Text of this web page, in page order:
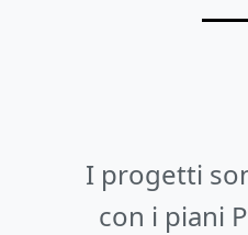
I progetti
con i piani